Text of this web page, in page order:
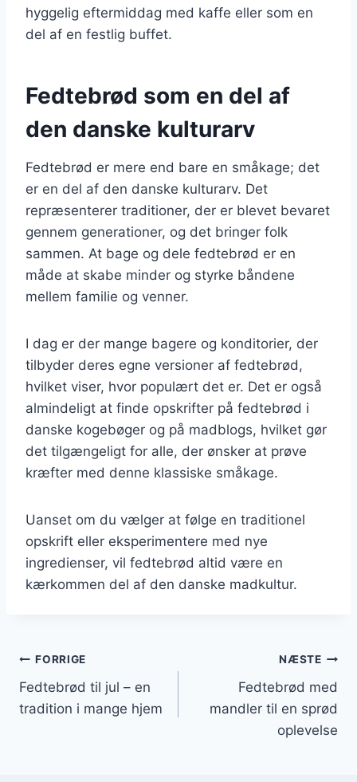
hyggelig eftermiddag med kaffe eller som en
del af en festlig buffet.
Fedtebrød som en del af
den danske kulturarv
Fedtebrød er mere end bare en småkage; det
er en del af den danske kulturarv. Det
repræsenterer traditioner, der er blevet bevaret
gennem generationer, og det bringer folk
sammen. At bage og dele fedtebrød er en
måde at skabe minder og styrke båndene
mellem familie og venner.
I dag er der mange bagere og konditorier, der
tilbyder deres egne versioner af fedtebrød,
hvilket viser, hvor populært det er. Det er også
almindeligt at finde opskrifter på fedtebrød i
danske kogebøger og på madblogs, hvilket gør
det tilgængeligt for alle, der ønsker at prøve
kræfter med denne klassiske småkage.
Uanset om du vælger at følge en traditionel
opskrift eller eksperimentere med nye
ingredienser, vil fedtebrød altid være en
kærkommen del af den danske madkultur.
Indlægsnavigation
FORRIGE
Fedtebrød til jul – en
tradition i mange hjem
NÆSTE
Fedtebrød med
mandler til en sprød
oplevelse